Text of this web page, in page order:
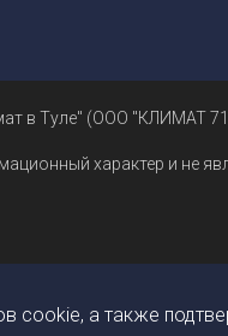
в Туле" (ООО "КЛИМАТ
характер и не
cookie, а также